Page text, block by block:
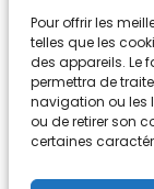
Pour offrir les
telles que les
des appareils. Le
permettra de
navigation ou les
ou de retirer son
certaines
Inscription